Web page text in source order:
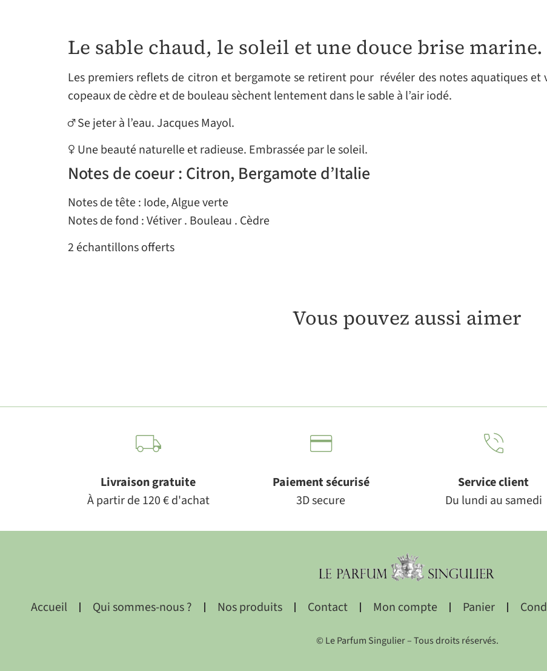
Le sable chaud, le soleil et une douce brise marine.
Les premiers reflets de citron et bergamote se retirent pour révéler des notes aquatiques
copeaux de cèdre et de bouleau sèchent lentement dans le sable à l’air iodé.
♂ Se jeter à l’eau. Jacques Mayol.
♀ Une beauté naturelle et radieuse. Embrassée par le soleil.
Notes de coeur : Citron, Bergamote d’Italie
Notes de tête : Iode, Algue verte
Notes de fond : Vétiver . Bouleau . Cèdre
2 échantillons offerts
Vous pouvez aussi aimer
Livraison gratuite
À partir de 120 € d'achat
Paiement sécurisé
3D secure
Service client
Du lundi au samedi
Accueil Qui sommes-nous ? Nos produits Contact Mon compte Panier
© Le Parfum Singulier – Tous droits réservés.